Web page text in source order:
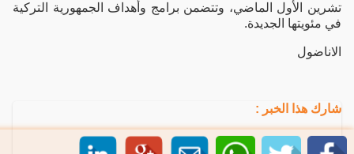
تشرين الأول الماضي، وتتضمن برامج وأهداف الجمهورية التركية
في مئويتها الجديدة.
الاناضول
شارك هذا الخبر :